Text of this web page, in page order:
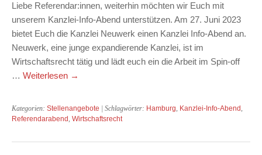
Liebe Referendar:innen, weiterhin möchten wir Euch mit
unserem Kanzlei-Info-Abend unterstützen. Am 27. Juni 2023
bietet Euch die Kanzlei Neuwerk einen Kanzlei Info-Abend an.
Neuwerk, eine junge expandierende Kanzlei, ist im
Wirtschaftsrecht tätig und lädt euch ein die Arbeit im Spin-off
… Weiterlesen →
Kategorien: Stellenangebote | Schlagwörter: Hamburg, Kanzlei-Info-Abend ,
Referendarabend , Wirtschaftsrecht